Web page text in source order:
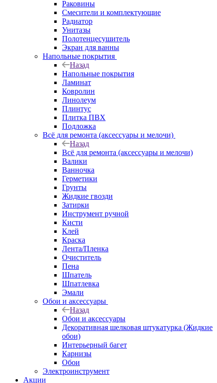
Раковины
Смесители и комплектующие
Радиатор
Унитазы
Полотенцесушитель
Экран для ванны
Напольные покрытия
Назад
Напольные покрытия
Ламинат
Ковролин
Линолеум
Плинтус
Плитка ПВХ
Подложка
Всё для ремонта (аксессуары и мелочи)
Назад
Всё для ремонта (аксессуары и мелочи)
Валики
Ванночка
Герметики
Грунты
Жидкие гвозди
Затирки
Инструмент ручной
Кисти
Клей
Краска
Лента/Пленка
Очиститель
Пена
Шпатель
Шпатлевка
Эмали
Обои и аксессуары
Назад
Обои и аксессуары
Декоративная шелковая штукатурка (Жидкие
обои)
Интерьерный багет
Карнизы
Обои
Электроинструмент
Акции